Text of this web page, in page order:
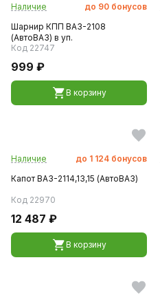
Наличие до 90 бонусов
Шарнир КПП ВАЗ-2108
(АвтоВАЗ) в уп.
Код 22747
999 ₽
В корзину
Наличие до 1 124 бонусов
Капот ВАЗ-2114,13,15 (АвтоВАЗ)
Код 22970
12 487 ₽
В корзину